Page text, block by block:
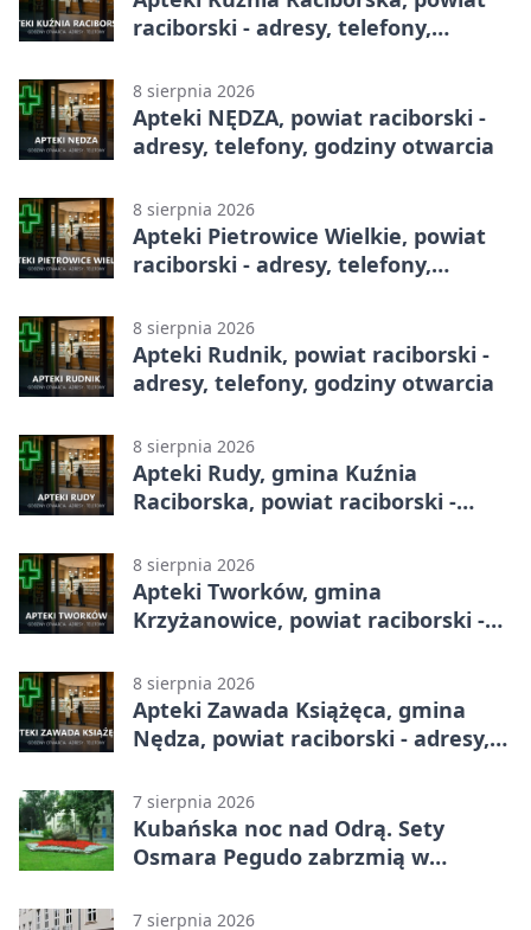
raciborski - adresy, telefony,
8 sierpnia 2026
Apteki NĘDZA, powiat raciborski -
adresy, telefony, godziny otwarcia
8 sierpnia 2026
Apteki Pietrowice Wielkie, powiat
raciborski - adresy, telefony,
8 sierpnia 2026
Apteki Rudnik, powiat raciborski -
adresy, telefony, godziny otwarcia
8 sierpnia 2026
Apteki Rudy, gmina Kuźnia
Raciborska, powiat raciborski -
8 sierpnia 2026
Apteki Tworków, gmina
Krzyżanowice, powiat raciborski -
8 sierpnia 2026
Apteki Zawada Książęca, gmina
Nędza, powiat raciborski - adresy,
7 sierpnia 2026
Kubańska noc nad Odrą. Sety
Osmara Pegudo zabrzmią w
7 sierpnia 2026